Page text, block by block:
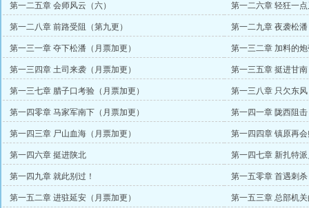
第一二五章 会师风云（六） 第一二六章 轻狂一
第一二八章 前路受阻（第九更） 第一二九章 夜袭松
第一三一章 夺下松潘（月票加更） 第一三二章 加料的
第一三四章 土司来袭（月票加更） 第一三五章 挺进甘
第一三七章 腊子口考验（月票加更） 第一三八章 只欠东
第一四零章 马家军南下（月票加更） 第一四一章 陇西阻
第一四三章 尸山血海（月票加更） 第一四四章 镇原再会
第一四六章 挺进陕北 第一四七章 新扎特
第一四九章 就此别过！ 第一五零章 首遇刺杀
第一五二章 进驻延安（月票加更） 第一五三章 总部机